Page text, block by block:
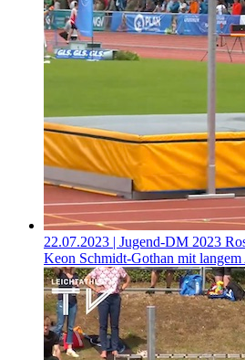
22.07.2023 | Jugend-DM 2023
Keon Schmidt-Gothan mit